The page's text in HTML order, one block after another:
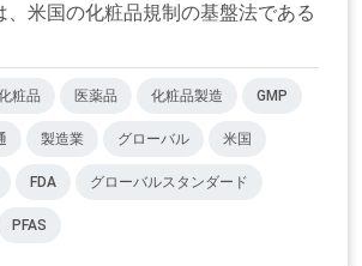
、米国の化粧品規制の基盤法である
粧品 医薬品 化粧品製造 GMP
製造業 グローバル 米国
FDA グローバルスタンダード
PFAS